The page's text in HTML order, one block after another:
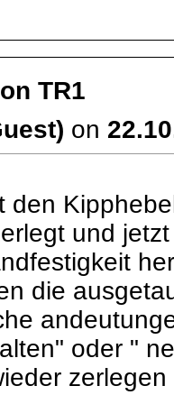
TR1
on
den
und
die
oder "
zerlegen